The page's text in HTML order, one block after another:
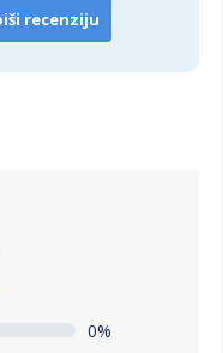
i modernog dizajna.
privlačnost čine
recenziju
0%